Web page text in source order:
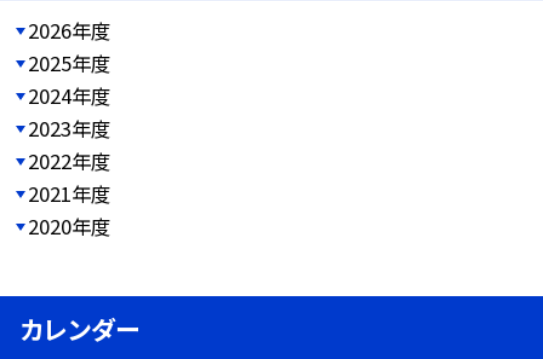
2026年度
2025年度
2024年度
2023年度
2022年度
2021年度
2020年度
カレンダー